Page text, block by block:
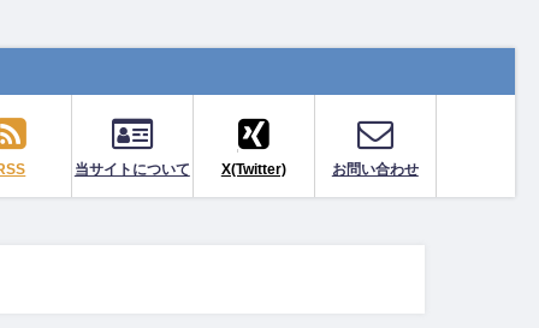
当サイトについて X(Twitter) お問い合わせ